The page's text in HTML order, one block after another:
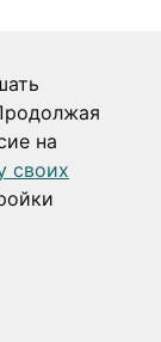
на
своих